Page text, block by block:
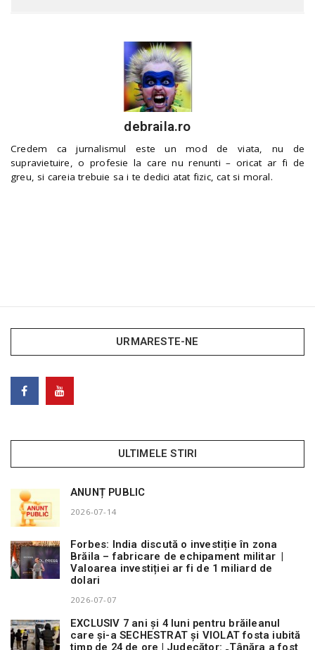
debraila.ro
Credem ca jurnalismul este un mod de viata, nu de
supravietuire, o profesie la care nu renunti – oricat ar fi de
greu, si careia trebuie sa i te dedici atat fizic, cat si moral.
URMARESTE-NE
ULTIMELE STIRI
ANUNȚ PUBLIC
2026-07-14
Forbes: India discută o investiție în zona
Brăila – fabricare de echipament militar |
Valoarea investiției ar fi de 1 miliard de
dolari
2026-07-07
EXCLUSIV 7 ani și 4 luni pentru brăileanul
care și-a SECHESTRAT și VIOLAT fosta iubită
timp de 24 de ore | Judecător: „Tânăra a fost